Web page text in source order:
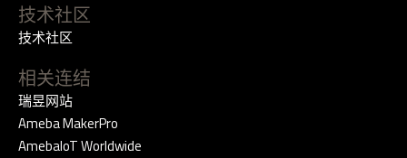
技术社区
技术社区
相关连结
瑞昱网站
Ameba MakerPro
AmebaIoT Worldwide